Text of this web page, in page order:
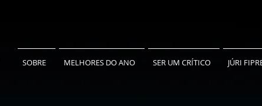
SOBRE MELHORES DO ANO SER UM CRÍTICO JÚRI